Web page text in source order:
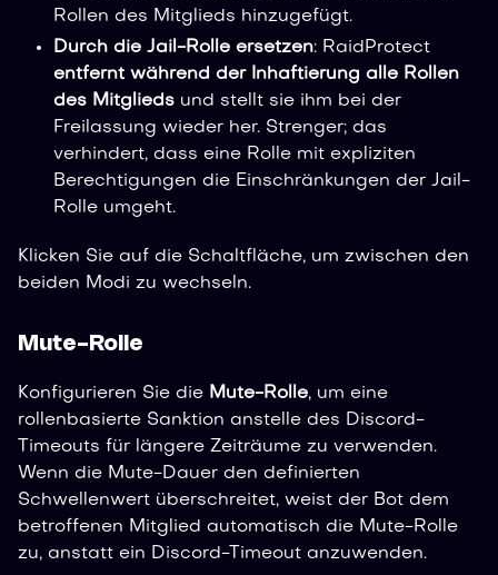
Rollen des Mitglieds hinzugefügt.
Durch die Jail-Rolle ersetzen: RaidProtect
entfernt während der Inhaftierung alle Rollen
des Mitglieds und stellt sie ihm bei der
Freilassung wieder her. Strenger; das
verhindert, dass eine Rolle mit expliziten
Berechtigungen die Einschränkungen der Jail-
Rolle umgeht.
Klicken Sie auf die Schaltfläche, um zwischen den
beiden Modi zu wechseln.
Mute-Rolle
Konfigurieren Sie die Mute-Rolle, um eine
rollenbasierte Sanktion anstelle des Discord-
Timeouts für längere Zeiträume zu verwenden.
Wenn die Mute-Dauer den definierten
Schwellenwert überschreitet, weist der Bot dem
betroffenen Mitglied automatisch die Mute-Rolle
zu, anstatt ein Discord-Timeout anzuwenden.